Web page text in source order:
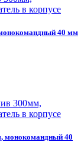
40 мм
монокомандный 40